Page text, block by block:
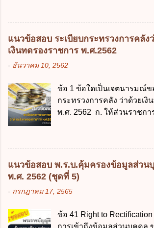
พัฒนารัฐบาลดิจิทัลโดยตำแ
2562 ค. 28 พฤษภาคม
พฤษภาคม 2562 ข้อ 4 "บุค
ซึ่งมีอำนาจหน้าที่ตัดสินใจเกี่
รวบรวม ใช้ หรือเปิดเผยข้อ
พนักงานเจ้าหน้าที่ ง. ไม่มีข้อ
มีอำนาจแต่งตั้งพนักงานเจ้า
ราชบัญญัติคุ้มครองข้อมูลส่
เรื่อง หลักเกณฑ์และวิธีกา
มิใช่ผู้ปกครองซึ่งมีเด็กที่มีอ
ศึกษาภาคบังคับอาศัยอยู่" อ
มีสาระสำคัญดังนี้ 1. คำว่า "เ
เว้นแต่เด็กที่สอบได้ชั้นปีที่ 9
ภาคบังคับแล้ว 2. ผู้ปกครอ
มารดา 2.2 บิดาหรือมารดา
กฎหมายแพ่งและพาณิชย์
อยู่ด้วยเป็นประจำหรือที่เด็ก
3. ผู้ปกครองดังกล่าว มีหน้าที่
ในสถานศึกษาในวันแรกของ
การเปิดเรียนภาคต้น ถ้าสถ
แนวข้อสอบ ระเบียบกระทรวงการคลัง
เงินทดรองราชการ พ.ศ.2562
- ธันวาคม 10, 2562
ข้อ 1 ข้อใดเป็นเจตนารมณ์ข
กระทรวงการคลัง ว่าด้วยเงิ
พ.ศ. 2562 ก. ให้ส่วนราชกา
ส่วนราชการมีเงินทดรองรา
ตามข้อผูกพันในการกู้เงินจา
รองรับการปฏิบัติงานด้านกา
นโยบาย New GFMIS Thai
ความช่วยเหลือในกรณีจำเป็
สามารถรอการเบิกเงินจาก
ราชการ พ.ศ. 2562 ออกโด
แนวข้อสอบ พ.ร.บ.คุ้มครองข้อมูลส่วน
พ.ศ. 2562 (ชุดที่ 5)
- กรกฎาคม 17, 2565
ข้อ 41 Right to
การเข้าถึงข้อมูลส่วนบุคคล